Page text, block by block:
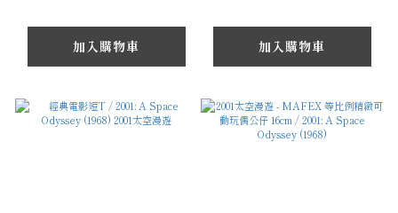
加入購物車 加入購物車